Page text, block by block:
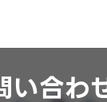
い合わ